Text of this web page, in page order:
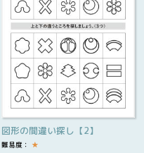
図形の間違い探し【2】
難易度： ★